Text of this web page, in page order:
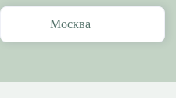
Москва